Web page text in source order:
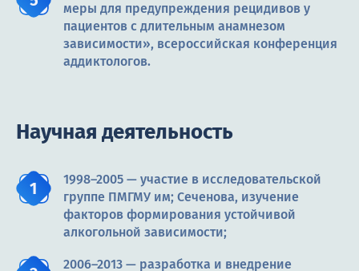
меры для предупреждения рецидивов у
пациентов с длительным анамнезом
зависимости», всероссийская конференция
аддиктологов.
Научная деятельность
1998–2005 — участие в исследовательской
группе ПМГМУ им; Сеченова, изучение
факторов формирования устойчивой
алкогольной зависимости;
2006–2013 — разработка и внедрение